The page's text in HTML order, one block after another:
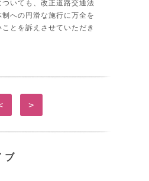
いても、改正道路交通法
への円滑な施行に万全を
とを訴えさせていただき
>
ブ